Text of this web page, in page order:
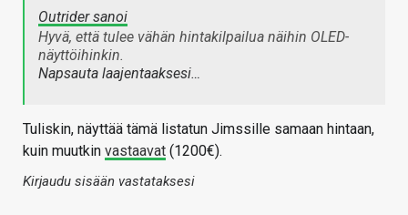
Outrider sanoi
Hyvä, että tulee vähän hintakilpailua näihin OLED-
näyttöihinkin.
Napsauta laajentaaksesi…
Tuliskin, näyttää tämä listatun Jimssille samaan hintaan,
kuin muutkin vastaavat (1200€).
Kirjaudu sisään vastataksesi